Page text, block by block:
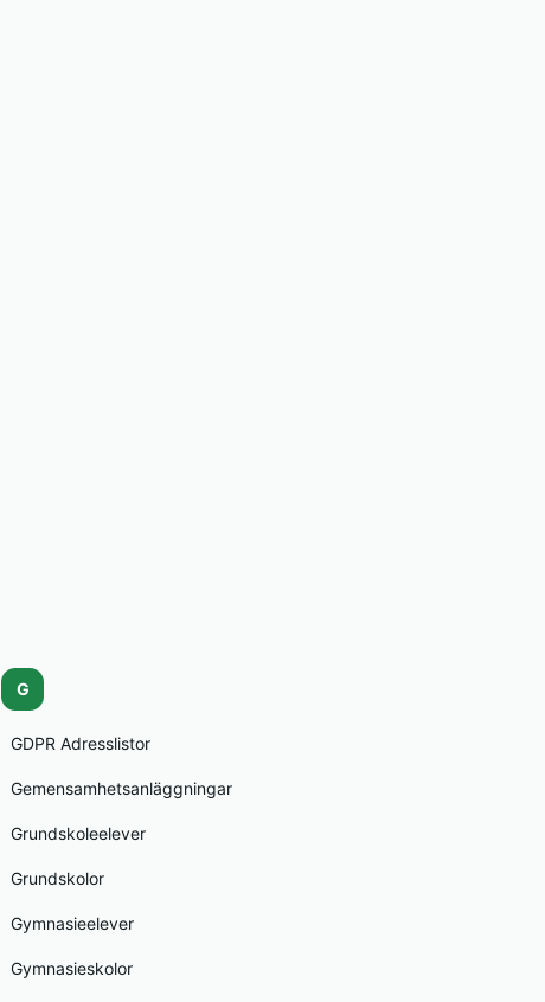
G
GDPR Adresslistor
Gemensamhetsanläggningar
Grundskoleelever
Grundskolor
Gymnasieelever
Gymnasieskolor